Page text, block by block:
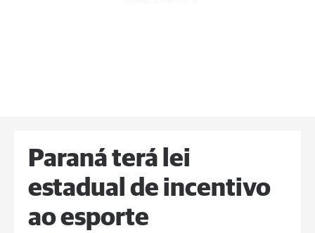
Paraná terá lei
estadual de incentivo
ao esporte